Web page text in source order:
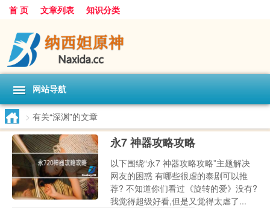
首 页 文章列表 知识分类
网站导航
> 有关“深渊”的文章
永7 神器攻略攻略
以下围绕“永7 神器攻略攻略”主题解决
网友的困惑 有哪些很虐的泰剧可以推
荐? 不知道你们看过《旋转的爱》没有?
我觉得超级好看,但是又觉得太虐了...